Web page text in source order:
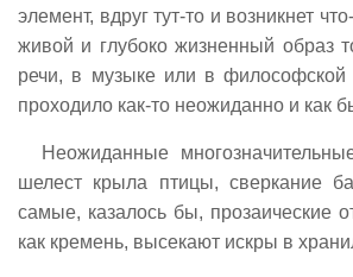
элемент, вдруг тут-то и возникнет
живой и глубоко жизненный образ
речи, в музыке или в философской
проходило как-то неожиданно и как
Неожиданные
шелест крыла птицы, сверкание
самые, казалось бы, прозаические
как кремень, высекают искры в